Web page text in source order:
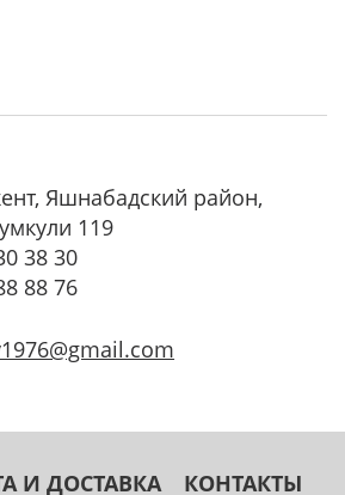
Яшнабадский район,
119
38 30
88 76
И ДОСТАВКА КОНТАКТЫ